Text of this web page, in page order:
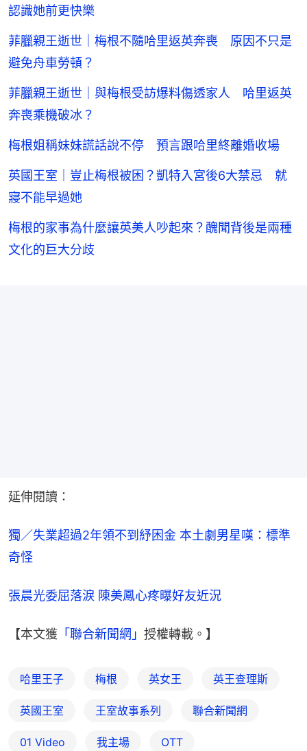
認識她前更快樂
菲臘親王逝世｜梅根不隨哈里返英奔喪 原因不只是
避免舟車勞頓？
菲臘親王逝世｜與梅根受訪爆料傷透家人 哈里返英
奔喪乘機破冰？
梅根姐稱妹妹謊話說不停 預言跟哈里終離婚收場
英國王室｜豈止梅根被困？凱特入宮後6大禁忌 就
寢不能早過她
梅根的家事為什麼讓英美人吵起來？醜聞背後是兩種
文化的巨大分歧
延伸閱讀：
獨／失業超過2年領不到紓困金 本土劇男星嘆：標準
奇怪
張晨光委屈落淚 陳美鳳心疼曝好友近況
【本文獲 「聯合新聞網」 授權轉載。】
哈里王子 梅根 英女王 英王查理斯
英國王室 王室故事系列 聯合新聞網
01 Video 我主場 OTT